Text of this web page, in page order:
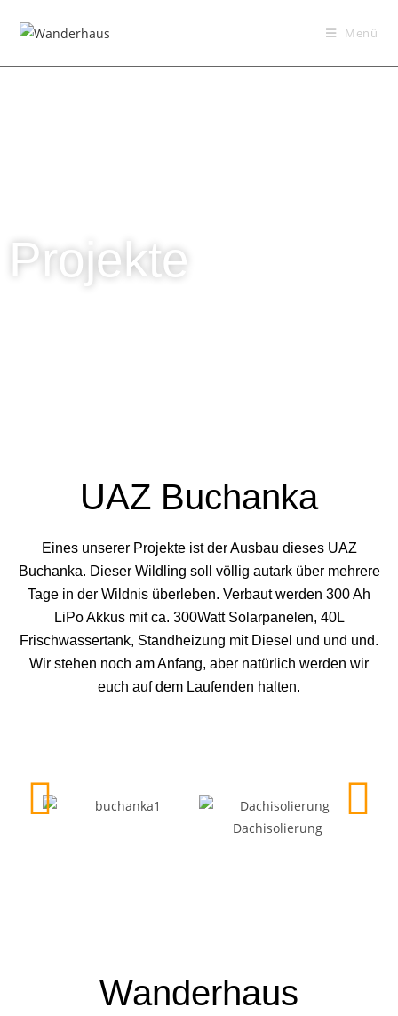
Menü
Projekte
UAZ Buchanka
Eines unserer Projekte ist der Ausbau dieses UAZ
Buchanka. Dieser Wildling soll völlig autark über mehrere
Tage in der Wildnis überleben. Verbaut werden 300 Ah
LiPo Akkus mit ca. 300Watt Solarpanelen, 40L
Frischwassertank, Standheizung mit Diesel und und und.
Wir stehen noch am Anfang, aber natürlich werden wir
euch auf dem Laufenden halten.
Dachisolierung
Wanderhaus